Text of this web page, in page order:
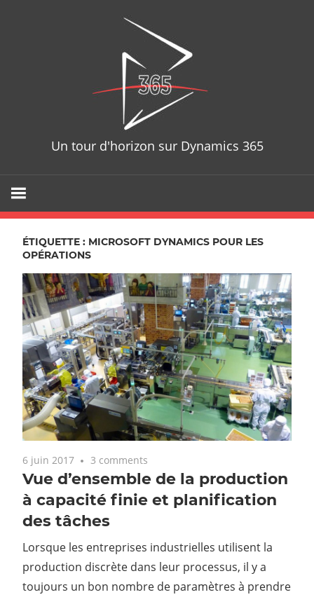
Un tour d'horizon sur Dynamics 365
ÉTIQUETTE : MICROSOFT DYNAMICS POUR LES
OPÉRATIONS
6 juin 2017 3 comments
Vue d’ensemble de la production
à capacité finie et planification
des tâches
Lorsque les entreprises industrielles utilisent la
production discrète dans leur processus, il y a
toujours un bon nombre de paramètres à prendre